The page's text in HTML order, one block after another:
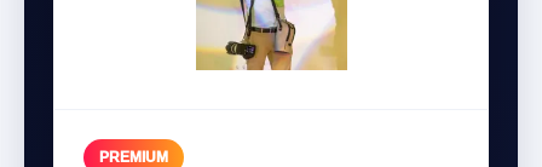
PREMIUM